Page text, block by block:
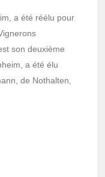
a été réélu pour
son deuxième
a été élu
de Nothalten,